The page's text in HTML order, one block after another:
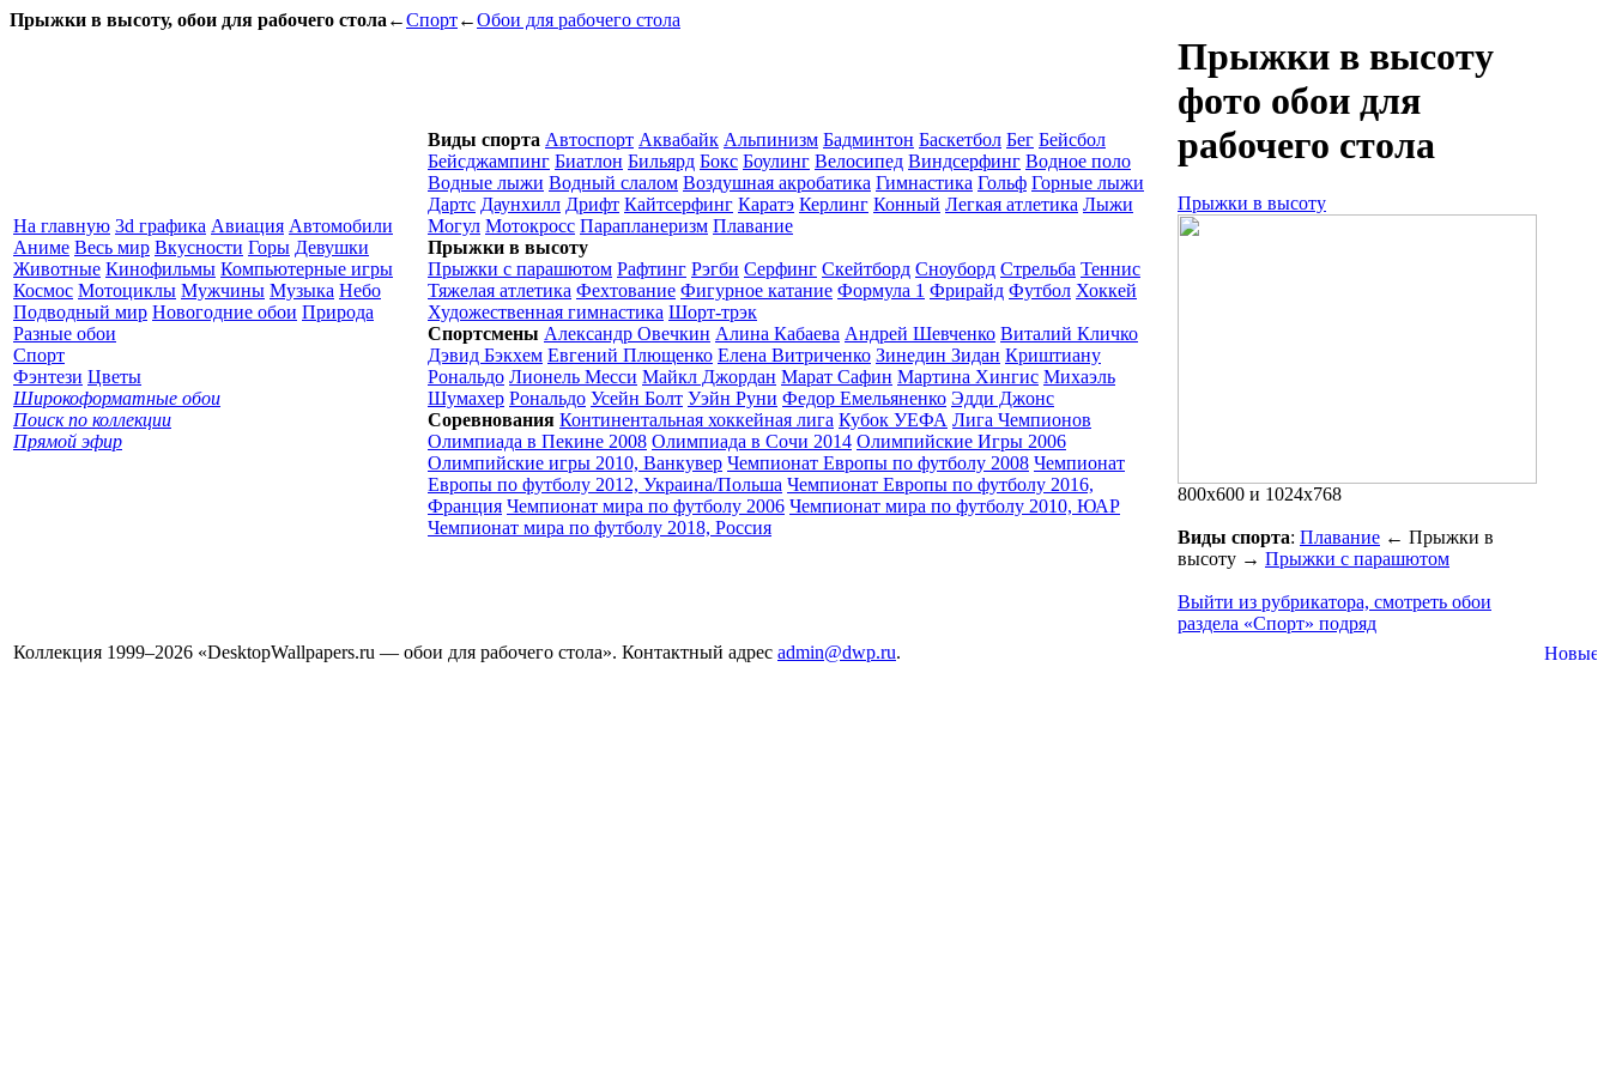
Прыжки в высоту, обои для рабочего стола ←Спорт←Обои для рабочего стола
На главную 3d графика Авиация Автомобили
Аниме Весь мир Вкусности Горы Девушки
Животные Кинофильмы Компьютерные игры
Космос Мотоциклы Мужчины Музыка Небо
Подводный мир Новогодние обои Природа
Разные обои
Спорт
Фэнтези Цветы
Широкоформатные обои
Поиск по коллекции
Прямой эфир
Виды спорта Автоспорт Аквабайк Альпинизм Бадминтон Баскетбол Бег Бейсбол
Бейсджампинг Биатлон Бильярд Бокс Боулинг Велосипед Виндсерфинг Водное поло
Водные лыжи Водный слалом Воздушная акробатика Гимнастика Гольф Горные лыжи
Дартс Даунхилл Дрифт Кайтсерфинг Каратэ Керлинг Конный Легкая атлетика Лыжи
Могул Мотокросс Парапланеризм Плавание
Прыжки в высоту
Прыжки с парашютом Рафтинг Рэгби Серфинг Скейтборд Сноуборд Стрельба Теннис
Тяжелая атлетика Фехтование Фигурное катание Формула 1 Фрирайд Футбол Хоккей
Художественная гимнастика Шорт-трэк
Спортсмены Александр Овечкин Алина Кабаева Андрей Шевченко Виталий Кличко
Дэвид Бэкхем Евгений Плющенко Елена Витриченко Зинедин Зидан Криштиану
Рональдо Лионель Месси Майкл Джордан Марат Сафин Мартина Хингис Михаэль
Шумахер Рональдо Усейн Болт Уэйн Руни Федор Емельяненко Эдди Джонс
Соревнования Континентальная хоккейная лига Кубок УЕФА Лига Чемпионов
Олимпиада в Пекине 2008 Олимпиада в Сочи 2014 Олимпийские Игры 2006
Олимпийские игры 2010, Ванкувер Чемпионат Европы по футболу 2008 Чемпионат
Европы по футболу 2012, Украина/Польша Чемпионат Европы по футболу 2016,
Франция Чемпионат мира по футболу 2006 Чемпионат мира по футболу 2010, ЮАР
Чемпионат мира по футболу 2018, Россия
Прыжки в высоту
фото обои для
рабочего стола
Прыжки в высоту
800x600 и 1024x768
Виды спорта: Плавание ← Прыжки в
высоту → Прыжки с парашютом
Выйти из рубрикатора, смотреть обои
раздела «Спорт» подряд
Коллекция 1999–2026 «DesktopWallpapers.ru — обои для рабочего стола». Контактный адрес admin@dwp.ru.